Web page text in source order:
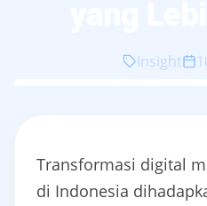
Insight
Transformasi digital
di Indonesia